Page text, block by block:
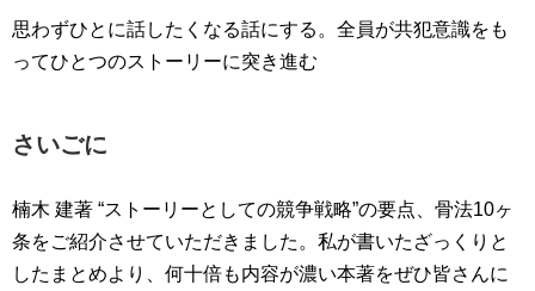
思わずひとに話したくなる話にする。全員が共犯意識をも
ってひとつのストーリーに突き進む
さいごに
楠木 建著 “ストーリーとしての競争戦略”の要点、骨法10ヶ
条をご紹介させていただきました。私が書いたざっくりと
したまとめより、何十倍も内容が濃い本著をぜひ皆さんに